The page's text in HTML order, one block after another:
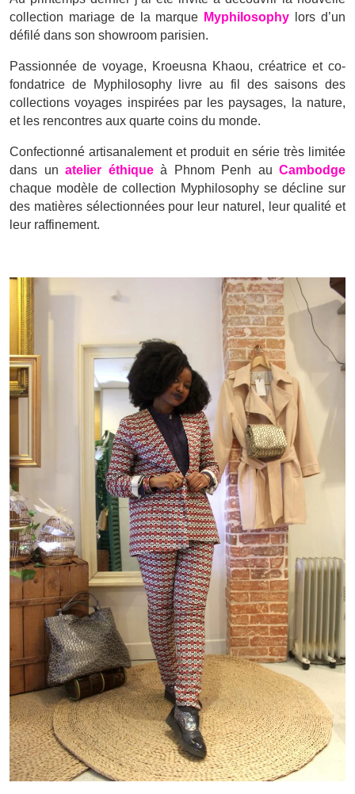
collection mariage de la marque Myphilosophy lors d’un
défilé dans son showroom parisien.
Passionnée de voyage, Kroeusna Khaou, créatrice et co-
fondatrice de Myphilosophy livre au fil des saisons des
collections voyages inspirées par les paysages, la nature,
et les rencontres aux quarte coins du monde.
Confectionné artisanalement et produit en série très limitée
dans un atelier éthiqueà Phnom Penh au Cambodge
chaque modèle de collection Myphilosophy se décline sur
des matières sélectionnées pour leur naturel, leur qualité et
leur raffinement.